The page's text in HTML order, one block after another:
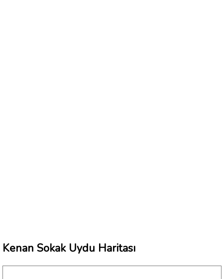
Kenan Sokak Uydu Haritası